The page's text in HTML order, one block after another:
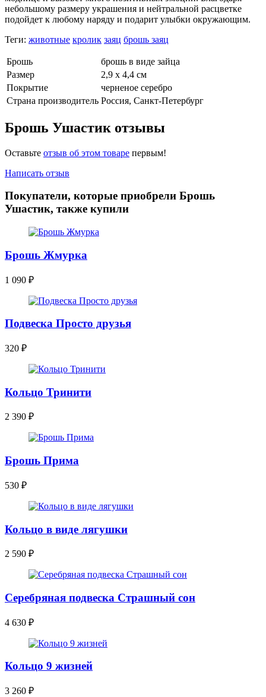
небольшому размеру украшения и нейтральной расцветке
подойдет к любому наряду и подарит улыбки окружающим.
Теги: животные кролик заяц брошь заяц
Брошь
брошь в виде зайца
Размер
2,9 х 4,4 см
Покрытие
черненое серебро
Страна производитель Россия, Санкт-Петербург
Брошь Ушастик отзывы
Оставьте отзыв об этом товаре первым!
Написать отзыв
Покупатели, которые приобрели Брошь
Ушастик, также купили
Брошь Жмурка
1 090 ₽
Подвеска Просто друзья
320 ₽
Кольцо Тринити
2 390 ₽
Брошь Прима
530 ₽
Кольцо в виде лягушки
2 590 ₽
Серебряная подвеска Страшный сон
4 630 ₽
Кольцо 9 жизней
3 260 ₽